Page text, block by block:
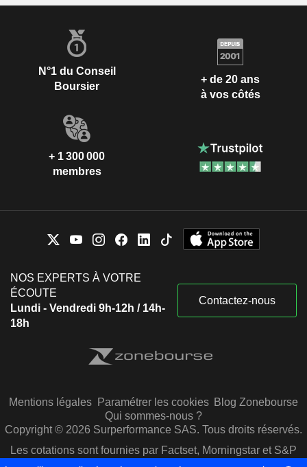
N°1 du Conseil
Boursier
+ de 20 ans
à vos côtés
+ 1 300 000
membres
NOS EXPERTS À VOTRE
ÉCOUTE
Lundi - Vendredi 9h-12h / 14h-
18h
Contactez-nous
Mentions légales Paramétrer les cookies Blog Zonebourse
Qui sommes-nous ?
Copyright © 2026 Surperformance SAS. Tous droits réservés.
Les cotations sont fournies par Factset, Morningstar et S&P
Capital IQ